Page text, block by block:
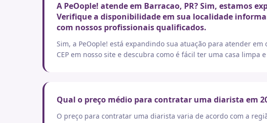
A PeOople! atende em Barracao, PR? Sim, estamos
Verifique a disponibilidade em sua localidade
com nossos profissionais qualificados.
Sim, a PeOople! está expandindo sua atuação para atender
CEP em nosso site e descubra como é fácil ter uma casa
Qual o preço médio para contratar uma diarista em
O preço para contratar uma diarista varia de acordo com a